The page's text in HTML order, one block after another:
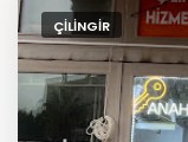
ÇILINGIR